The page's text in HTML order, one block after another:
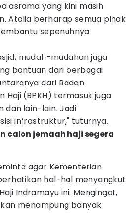
asrama yang kini masih
Atalia berharap semua pihak
sepenuhnya
mudah-mudahan juga
bantuan dari berbagai
dari Badan
Haji (BPKH) termasuk juga
dan lain-lain. Jadi
infrastruktur," tuturnya.
calon jemaah haji segera
agar Kementerian
hal-hal menyangkut
Indramayu ini. Mengingat,
menampung banyak